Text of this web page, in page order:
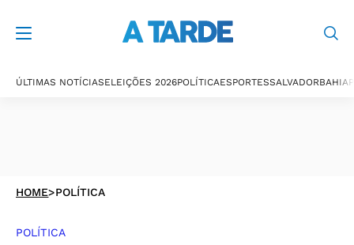
ÚLTIMAS NOTÍCIASELEIÇÕES 2026POLÍTICAESPORTESSALVADORBAHIA
HOME>POLÍTICA
POLÍTICA